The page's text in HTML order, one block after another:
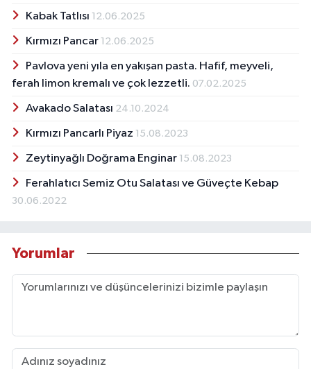
Kabak Tatlısı 12.06.2025
Kırmızı Pancar 12.06.2025
Pavlova yeni yıla en yakışan pasta. Hafif, meyveli,
ferah limon kremalı ve çok lezzetli. 07.02.2025
Avakado Salatası 24.10.2024
Kırmızı Pancarlı Piyaz 15.08.2023
Zeytinyağlı Doğrama Enginar 15.08.2023
Ferahlatıcı Semiz Otu Salatası ve Güveçte Kebap
30.06.2022
Yorumlar